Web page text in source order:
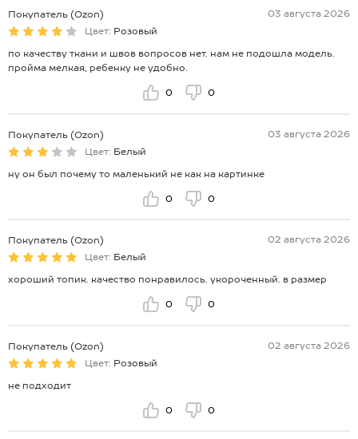
Покупатель (Ozon)
03 августа 2026
Цвет: Розовый
по качеству ткани и швов вопросов нет. нам не подошла модель.
пройма мелкая, ребенку не удобно.
0 0
Покупатель (Ozon)
03 августа 2026
Цвет: Белый
ну он был почему то маленький не как на картинке
0 0
Покупатель (Ozon)
02 августа 2026
Цвет: Белый
хороший топик. качество понравилось. укороченный. в размер
0 0
Покупатель (Ozon)
02 августа 2026
Цвет: Розовый
не подходит
0 0